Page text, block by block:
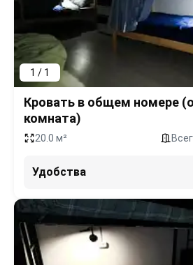
1 / 1
Кровать в общем номере
комната)
20.0 м²
Удобства